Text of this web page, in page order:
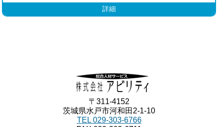
詳細
〒311-4152
茨城県水戸市河和田2-1-10
TEL 029-303-6766